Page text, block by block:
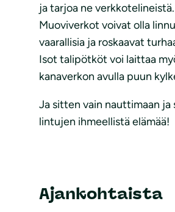
ja tarjoa ne verkkotelineistä.
Muoviverkot voivat olla
vaarallisia ja roskaavat
Isot talipötköt voi laittaa
kanaverkon avulla puun
Ja sitten vain nauttimaan ja
lintujen ihmeellistä elämää!
Ajankohtaista